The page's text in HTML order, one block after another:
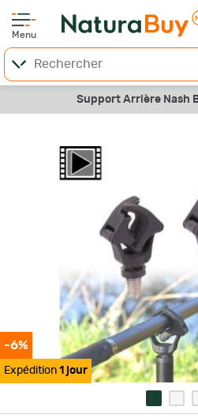
Menu
Support Arrière Nash
-6%
Expédition 1 jour